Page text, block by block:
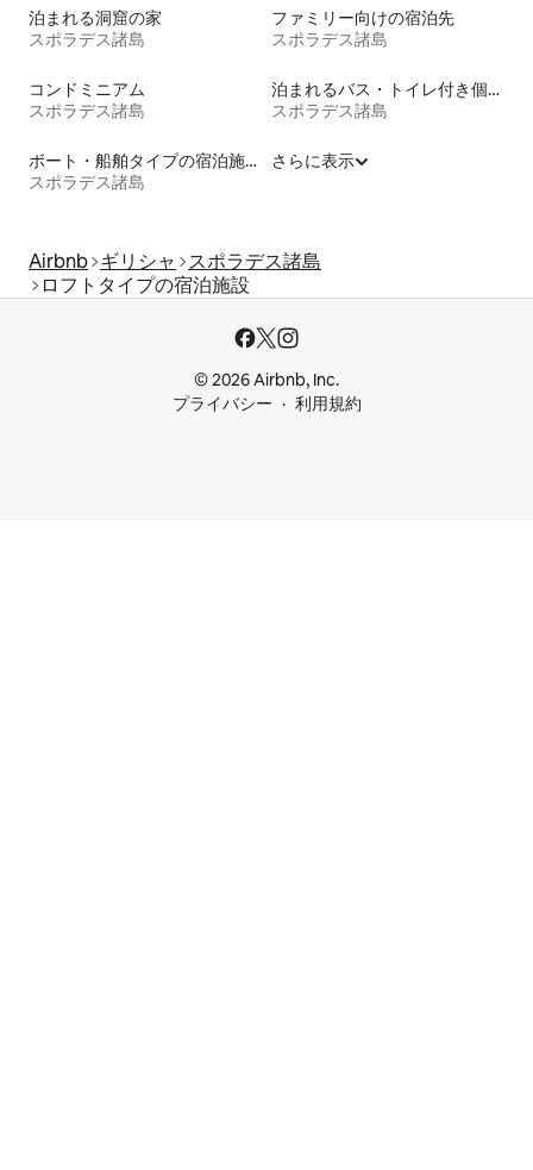
泊まれる洞窟の家
スポラデス諸島
ファミリー向けの宿泊先
スポラデス諸島
コンドミニアム
スポラデス諸島
泊まれるバス・トイレ付き個室
スポラデス諸島
ボート・船舶タイプの宿泊施設
スポラデス諸島
さらに表示
Airbnb ギリシャ
スポラデス諸島
ロフトタイプの宿泊施設
© 2026 Airbnb, Inc.
プライバシー
利用規約